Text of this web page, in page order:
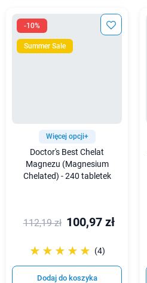
-10%
Summer Sale
Więcej opcji+
Doctor's Best Chelat
Magnezu (Magnesium
Chelated) - 240 tabletek
112,19 zł 100,97 zł
☆☆☆☆☆
★★★★★ (4)
Dodaj do koszyka